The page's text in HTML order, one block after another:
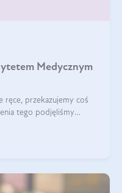
Medycznym
ręce, przekazujemy coś
tego podjęliśmy